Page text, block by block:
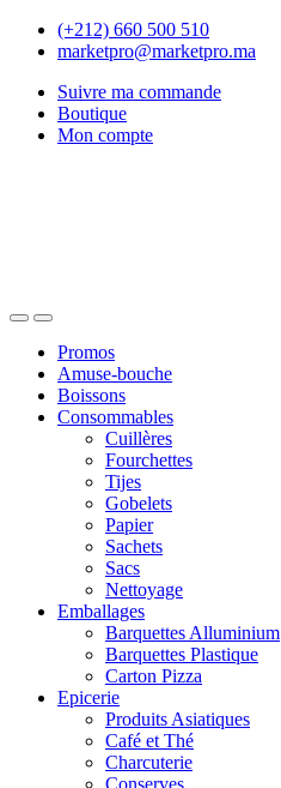
Skip
Skip
(+212) 660 500 510
marketpro@marketpro.ma
Suivre ma commande
Boutique
Mon compte
OpenClose
Promos
Amuse-bouche
Boissons
Consommables
Cuillères
Fourchettes
Tijes
Gobelets
Papier
Sachets
Sacs
Nettoyage
Emballages
Barquettes Alluminium
Barquettes Plastique
Carton Pizza
Epicerie
Produits Asiatiques
Café et Thé
Charcuterie
Conserves